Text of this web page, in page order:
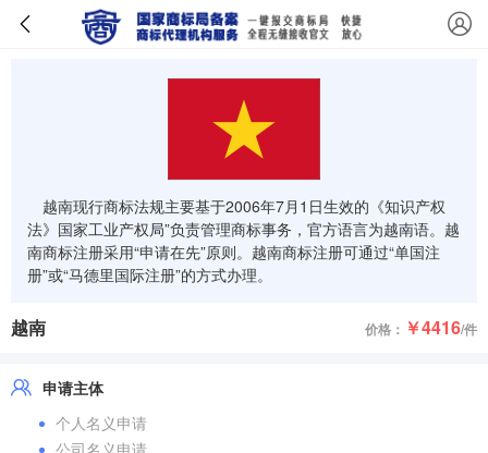
越南现行商标法规主要基于2006年7月1日生效的《知识产权
法》国家工业产权局”负责管理商标事务，官方语言为越南语。越
南商标注册采用“申请在先”原则。越南商标注册可通过“单国注
册”或“马德里国际注册”的方式办理。
越南 价格： ￥4416/件
申请主体
个人名义申请
公司名义申请